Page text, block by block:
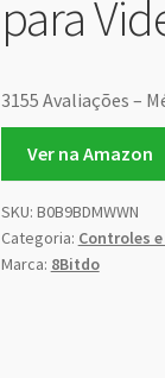
para
3155 Avaliações –
Ver na Amazon
SKU: B0B9BDMWWN
Categoria: Controles
Marca: 8Bitdo